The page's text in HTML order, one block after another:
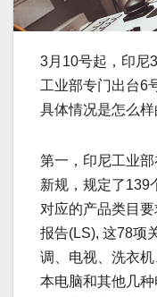
3月10号起，印尼
工业部专门出台6
具体情况是怎么样
第一，印尼工业
新规，规定了139
对应的产品类目
报告(LS), 这78项
调、电视、洗衣
本电脑和其他几种